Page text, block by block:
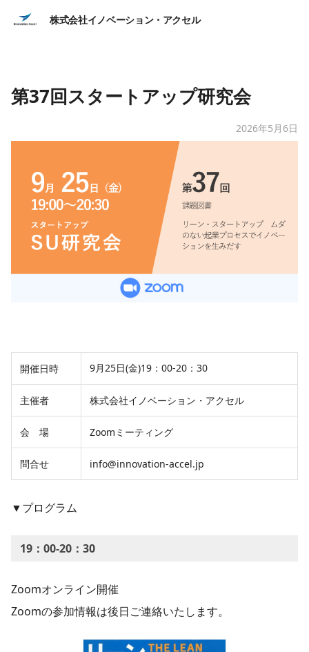
株式会社イノベーション・アクセル
第37回スタートアップ研究会
2026年5月6日
開催日時 9月25日(金)19：00-20：30
主催者 株式会社イノベーション・アクセル
会 場 Zoomミーティング
問合せ info@innovation-accel.jp
▼プログラム
19：00-20：30
Zoomオンライン開催
Zoomの参加情報は後日ご連絡いたします。